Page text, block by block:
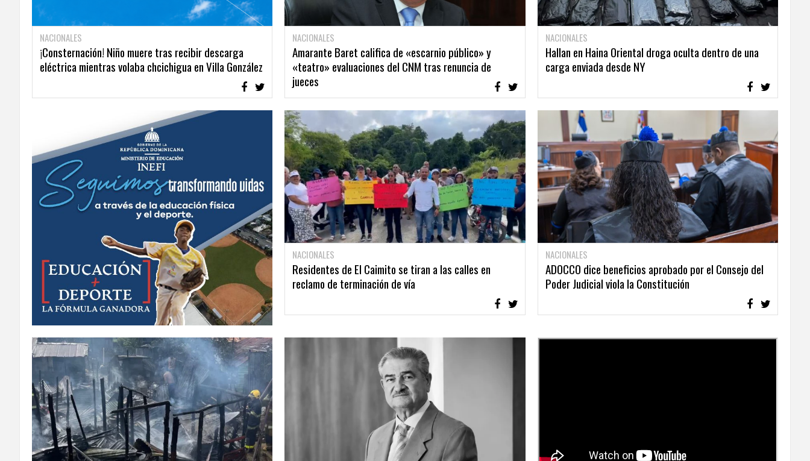
NACIONALES
¡Consternación! Niño muere tras recibir descarga
eléctrica mientras volaba chcichigua en Villa González
NACIONALES
Amarante Baret califica de «escarnio público» y
«teatro» evaluaciones del CNM tras renuncia de
jueces
NACIONALES
Hallan en Haina Oriental droga oculta dentro de una
carga enviada desde NY
NACIONALES
Residentes de El Caimito se tiran a las calles en
reclamo de terminación de vía
NACIONALES
ADOCCO dice beneficios aprobado por el Consejo del
Poder Judicial viola la Constitución